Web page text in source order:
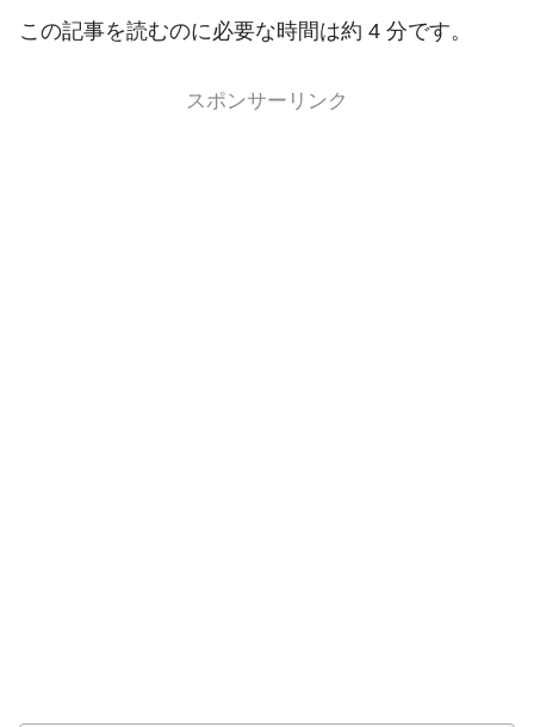
この記事を読むのに必要な時間は約 4 分です。
スポンサーリンク